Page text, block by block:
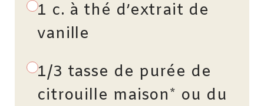
1 c. à thé d’extrait de
vanille
1/3 tasse de purée de
citrouille maison* ou du